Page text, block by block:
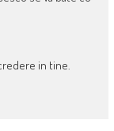
in tine.